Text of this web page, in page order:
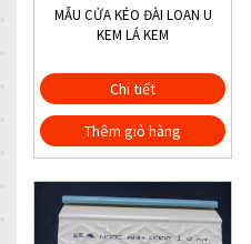
MẪU CỬA KÉO ĐÀI LOAN U
KEM LÁ KEM
Chi tiết
Thêm giỏ hàng